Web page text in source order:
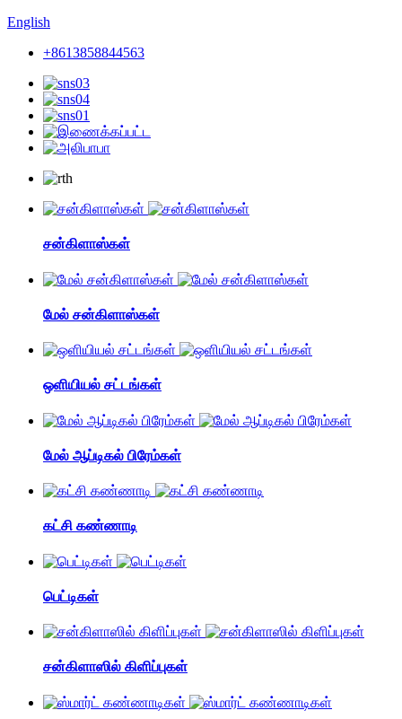
English
+8613858844563
சன்கிளாஸ்கள்
மேல் சன்கிளாஸ்கள்
ஒளியியல் சட்டங்கள்
மேல் ஆப்டிகல் பிரேம்கள்
கட்சி கண்ணாடி
பெட்டிகள்
சன்கிளாஸில் கிளிப்புகள்